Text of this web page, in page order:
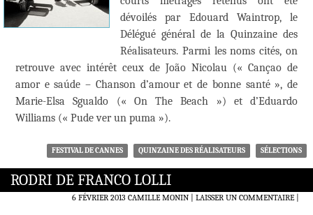
dévoilés par Edouard Waintrop, le
Délégué général de la Quinzaine des
Réalisateurs. Parmi les noms cités, on
retrouve avec intérêt ceux de João Nicolau (« Cançao de
amor e saúde – Chanson d’amour et de bonne santé », de
Marie-Elsa Sgualdo (« On The Beach ») et d’Eduardo
Williams (« Pude ver un puma »).
FESTIVAL DE CANNES QUINZAINE DES RÉALISATEURS SÉLECTIONS
RODRI DE FRANCO LOLLI
6 FÉVRIER 2013 CAMILLE MONIN LAISSER UN COMMENTAIRE|